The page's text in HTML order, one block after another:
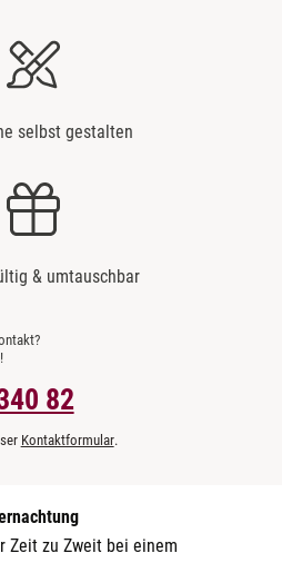
selbst gestalten
& umtauschbar
82
Kontaktformular.
Zeit zu Zweit bei einem